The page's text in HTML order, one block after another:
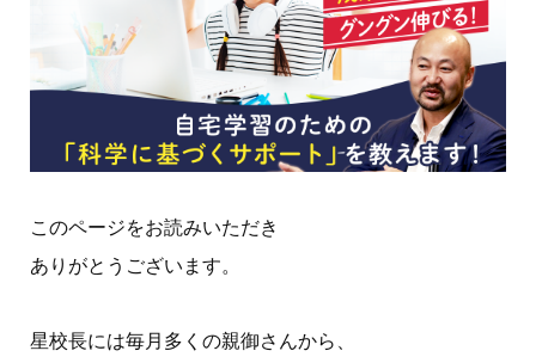
このページをお読みいただき
ありがとうございます。
星校長には毎月多くの親御さんから、